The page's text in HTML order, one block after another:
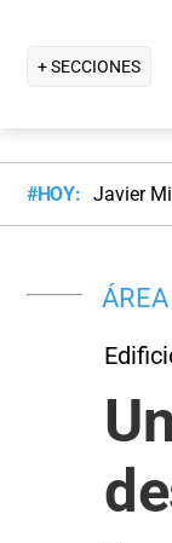
+ SECCIONES
#HOY: Javier